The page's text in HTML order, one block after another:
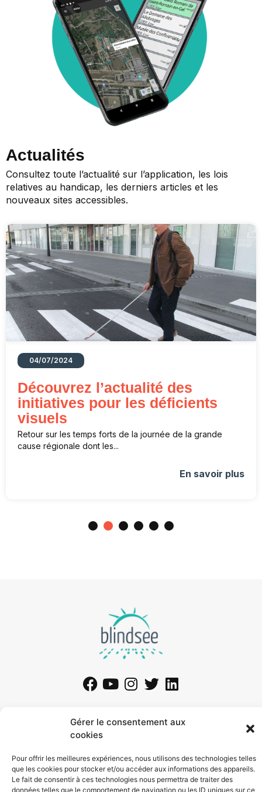
Gérer le consentement aux
cookies
Pour offrir les meilleures expériences, nous utilisons des technologies telles
que les cookies pour stocker et/ou accéder aux informations des appareils.
Le fait de consentir à ces technologies nous permettra de traiter des
données telles que le comportement de navigation ou les ID uniques sur ce
Actualités
Consultez toute l’actualité sur l’application, les lois
relatives au handicap, les derniers articles et les
nouveaux sites accessibles.
04/07/2024
Découvrez l’actualité des
initiatives pour les déficients
visuels
Retour sur les temps forts de la journée de la grande
cause régionale dont les...
En savoir plus
3 4 5 6
Exposition temporaire
Principe
Support
Service
Tutoriel
Société
Actualité
Partenaires